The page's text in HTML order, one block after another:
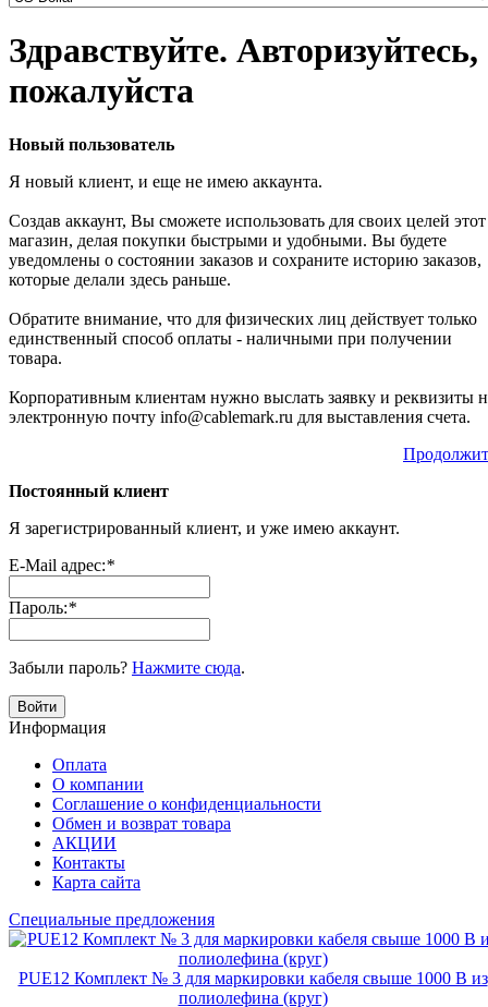
Здравствуйте. Авторизуйтесь,
пожалуйста
Новый пользователь
Я новый клиент, и еще не имею аккаунта.
Создав аккаунт, Вы сможете использовать для своих целей этот
магазин, делая покупки быстрыми и удобными. Вы будете
уведомлены о состоянии заказов и сохраните историю заказов,
которые делали здесь раньше.
Обратите внимание, что для физических лиц действует только
единственный способ оплаты - наличными при получении
товара.
Корпоративным клиентам нужно выслать заявку и реквизиты
электронную почту info@cablemark.ru для выставления счета.
Постоянный клиент
Я зарегистрированный клиент, и уже имею аккаунт.
E-Mail адрес:*
Пароль:*
Забыли пароль? Нажмите сюда.
Войти
Информация
Оплата
О компании
Соглашение о конфиденциальности
Обмен и возврат товара
АКЦИИ
Контакты
Карта сайта
Специальные предложения
PUE12 Комплект № 3 для маркировки кабеля свыше 1000 В из
полиолефина (круг)